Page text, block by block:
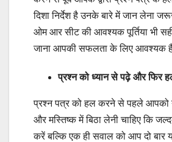
दिशा निर्देश है उनके बारे में जान लेना
ओम आर सीट की आवश्यक पूर्तिया भी
जाना आपकी सफलता के लिए आवश्यक
प्रश्न को ध्यान से पढ़े और फिर
प्रश्न पत्र को हल करने से पहले आपको
और मस्तिष्क में बिठा लेनी चाहिए कि
करें बल्कि एक ही सवाल को आप दो बार